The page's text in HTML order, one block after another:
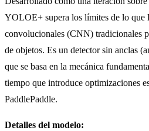
YOLOE+ supera los límites de lo que
convolucionales (CNN) tradicionales
de objetos. Es un detector sin anclas
que se basa en la mecánica
tiempo que introduce optimizaciones
PaddlePaddle.
Detalles del modelo: